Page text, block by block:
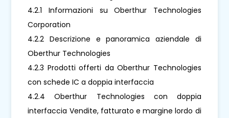
4.2.1 Informazioni su Oberthur Technologies
Corporation
4.2.2 Descrizione e panoramica aziendale di
Oberthur Technologies
4.2.3 Prodotti offerti da Oberthur Technologies
con schede IC a doppia interfaccia
4.2.4 Oberthur Technologies con doppia
interfaccia Vendite, fatturato e margine lordo di